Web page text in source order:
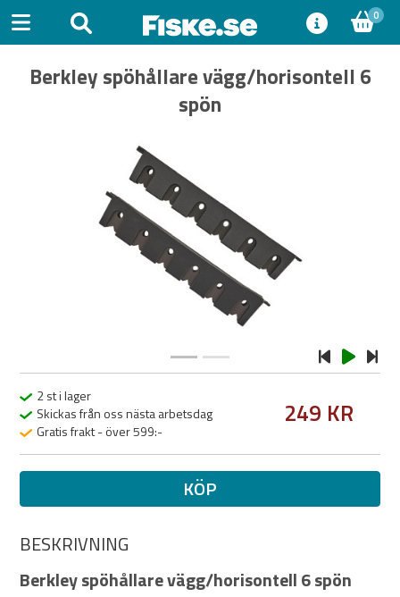
0
Berkley spöhållare vägg/horisontell 6
spön
2 st i lager
Skickas från oss nästa arbetsdag
Gratis frakt - över 599:-
249 KR
KÖP
BESKRIVNING
Berkley spöhållare vägg/horisontell 6 spön